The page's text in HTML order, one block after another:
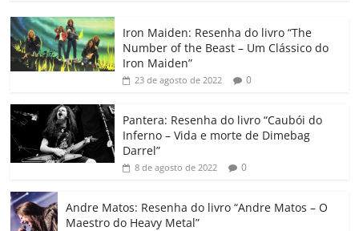
c
e
b
o
o
k
itt
er
at
s
A
p
e
dI
gl
e
Cl
a
ss
ro
o
p
y
Li
k
m
p
h
ar
Iron Maiden: Resenha do livro “The
Number of the Beast – Um Clássico do
Iron Maiden”
23 de agosto de 2022 0
Pantera: Resenha do livro “Caubói do
Inferno – Vida e morte de Dimebag
Darrel”
8 de agosto de 2022 0
Andre Matos: Resenha do livro “Andre Matos – O
Maestro do Heavy Metal”